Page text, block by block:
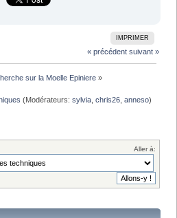
IMPRIMER
« précédent suivant »
sur la Moelle Epiniere »
(Modérateurs:sylvia ,chris26 ,anneso)
Aller à: